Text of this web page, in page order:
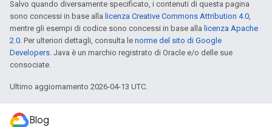
Salvo quando diversamente specificato, i contenuti di questa pagina
sono concessi in base alla licenza Creative Commons Attribution 4.0,
mentre gli esempi di codice sono concessi in base alla licenza Apache
2.0. Per ulteriori dettagli, consulta le norme del sito di Google
Developers. Java è un marchio registrato di Oracle e/o delle sue
consociate.
Ultimo aggiornamento 2026-04-13 UTC.
Blog